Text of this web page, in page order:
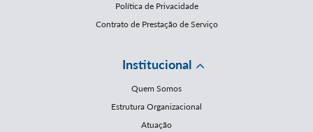
Política de Privacidade
Contrato de Prestação de Serviço
Institucional
Quem Somos
Estrutura Organizacional
Atuação